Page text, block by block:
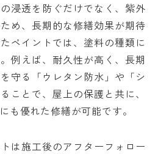
浸透を防ぐだけでなく、紫外
め、長期的な修繕効果が期待
ペイントでは、塗料の種類に
例えば、耐久性が高く、長期
守る「ウレタン防水」や「シ
ことで、屋上の保護と共に、
も優れた修繕が可能です。
は施工後のアフターフォロー